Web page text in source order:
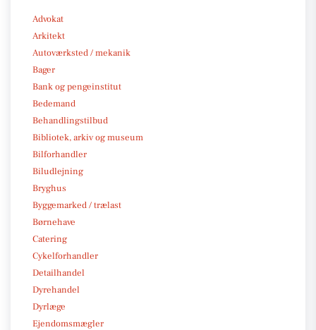
Advokat
Arkitekt
Autoværksted / mekanik
Bager
Bank og pengeinstitut
Bedemand
Behandlingstilbud
Bibliotek, arkiv og museum
Bilforhandler
Biludlejning
Bryghus
Byggemarked / trælast
Børnehave
Catering
Cykelforhandler
Detailhandel
Dyrehandel
Dyrlæge
Ejendomsmægler